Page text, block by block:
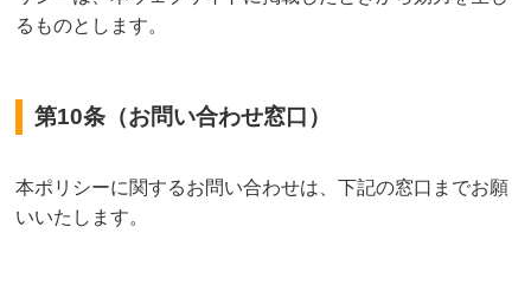
るものとします。
第10条（お問い合わせ窓口）
本ポリシーに関するお問い合わせは、下記の窓口までお願
いいたします。